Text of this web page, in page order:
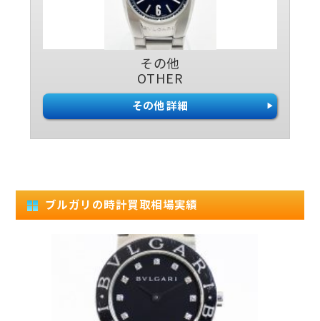
その他
OTHER
その他 詳細
ブルガリの時計買取相場実績